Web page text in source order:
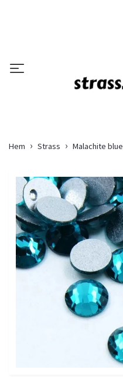
Hem Strass Malachite blue